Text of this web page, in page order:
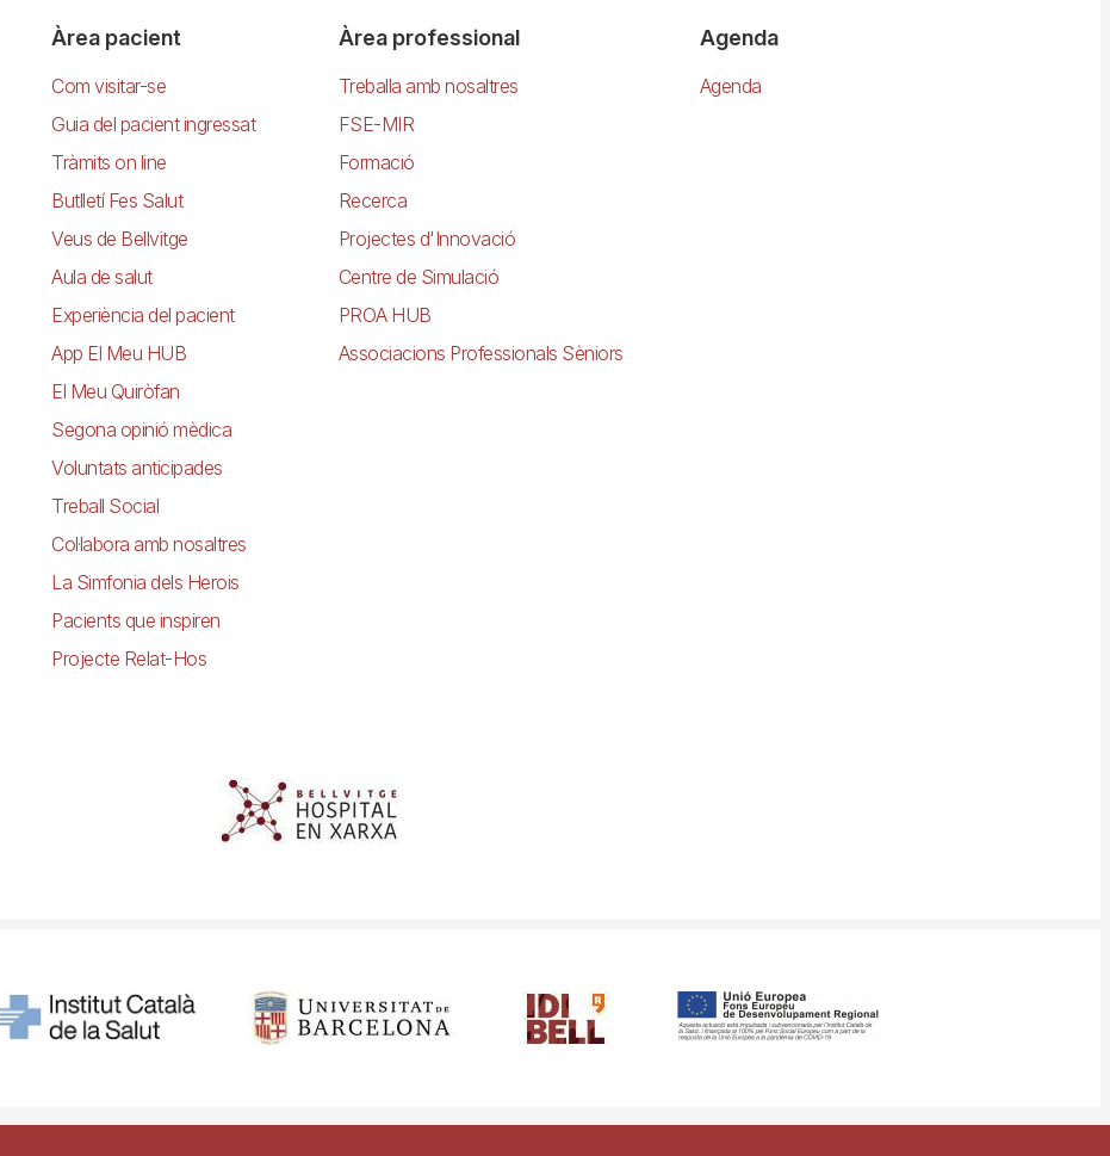
Àrea pacient
Com visitar-se
Guia del pacient ingressat
Tràmits on line
Butlletí Fes Salut
Veus de Bellvitge
Aula de salut
Experiència del pacient
App El Meu HUB
El Meu Quiròfan
Segona opinió mèdica
Voluntats anticipades
Treball Social
Col·labora amb nosaltres
La Simfonia dels Herois
Pacients que inspiren
Projecte Relat-Hos
Àrea professional
Treballa amb nosaltres
FSE-MIR
Formació
Recerca
Projectes d'Innovació
Centre de Simulació
PROA HUB
Associacions Professionals Sèniors
Agenda
Agenda